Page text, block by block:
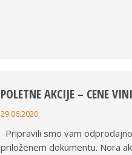
POLETNE AKCIJE – CENE
29.06.2020
Pripravili smo vam odprodajno
priloženem dokumentu. Nora